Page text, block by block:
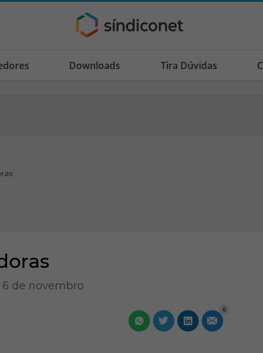
Downloads Tira Dúvidas
6 de novembro
0